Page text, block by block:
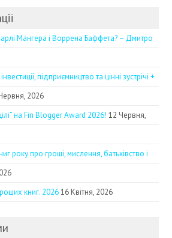
Мангера і Воррена Баффета? – Дмитро
підприємництво та цінні зустрічі +
2026
на Fin Blogger Award 2026! 12 Червня,
року про гроші, мислення, батьківство і
книг. 2026 16 Квітня, 2026